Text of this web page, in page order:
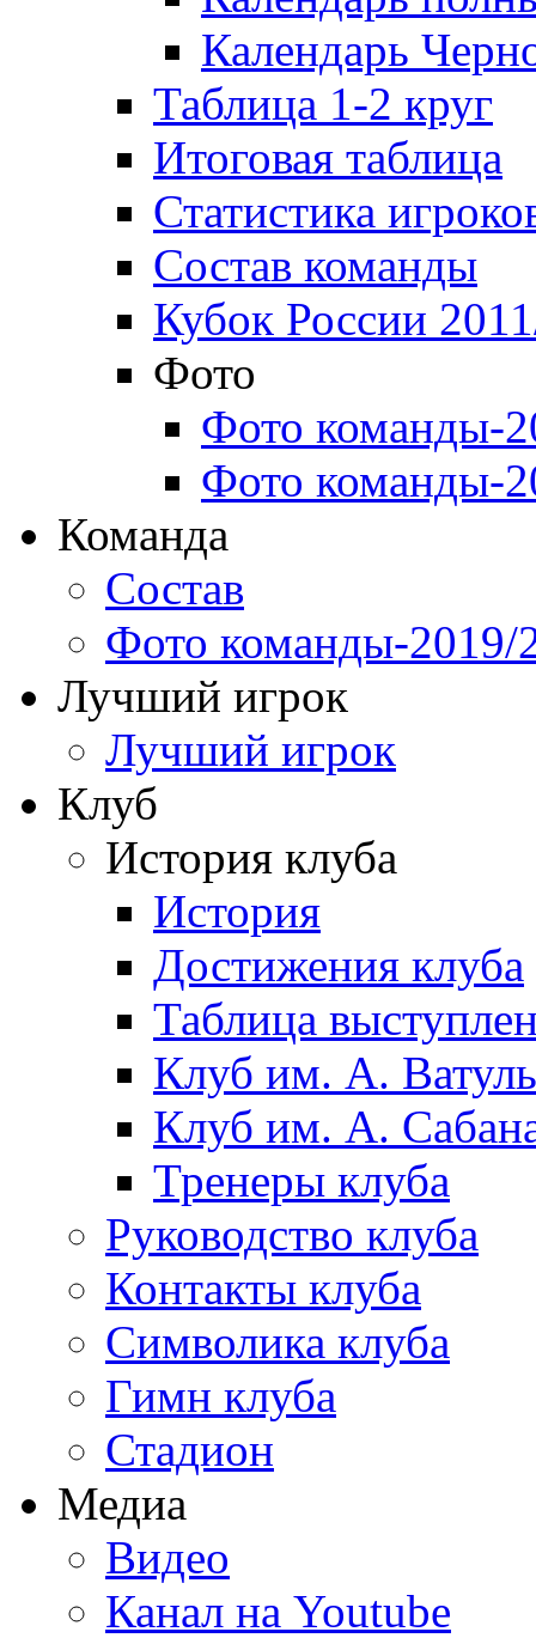
Календарь
Таблица 1-2 круг
Итоговая таблица
Статистика
Состав команды
Кубок России
Фото
Фото команды-
Фото команды-
Команда
Состав
Фото команды-2019/
Лучший игрок
Лучший игрок
Клуб
История клуба
История
Достижения клуба
Таблица
Клуб им. А.
Клуб им. А.
Тренеры клуба
Руководство клуба
Контакты клуба
Символика клуба
Гимн клуба
Стадион
Медиа
Видео
Канал на Youtube